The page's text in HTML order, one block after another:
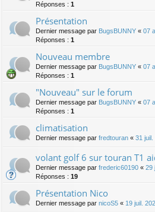
Réponses : 1
Présentation
Dernier message par BugsBUNNY « 07
Réponses : 1
Nouveau membre
Dernier message par BugsBUNNY « 07
Réponses : 1
"Nouveau" sur le forum
Dernier message par BugsBUNNY « 07
Réponses : 1
climatisation
Dernier message par fredtouran « 31 juil.
volant golf 6 sur touran T1
Dernier message par frederic60190 « 29
Réponses : 19
Présentation Nico
Dernier message par nicoS5 « 19 juil.